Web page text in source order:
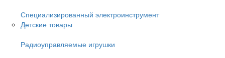
Специализированный электроинструмент
Детские товары
Радиоуправляемые игрушки